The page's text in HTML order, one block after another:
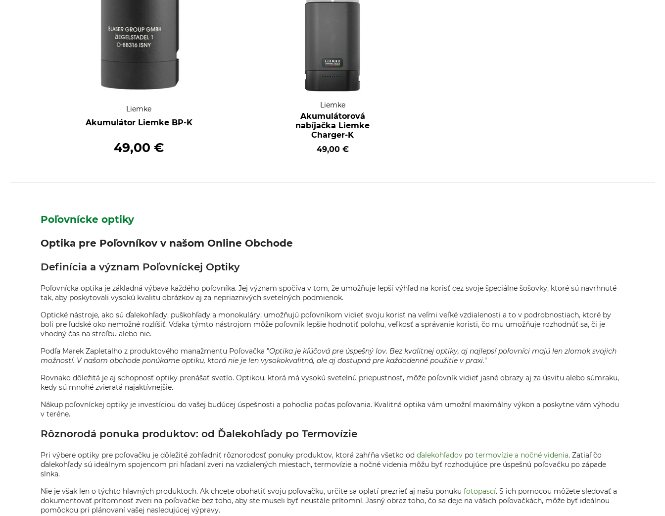
Liemke
Akumulátor Liemke BP-K
49,00 €
Liemke
Akumulátorová
nabíjačka Liemke
Charger-K
49,00 €
Poľovnícke optiky
Optika pre Poľovníkov v našom Online Obchode
Definícia a význam Poľovníckej Optiky
Poľovnícka optika je základná výbava každého poľovníka. Jej význam spočíva v tom, že umožňuje lepší výhľad na korisť cez svoje špeciálne šošovky, ktoré sú navrhnuté
tak, aby poskytovali vysokú kvalitu obrázkov aj za nepriaznivých svetelných podmienok.
Optické nástroje, ako sú ďalekohľady, puškohľady a monokuláry, umožňujú poľovníkom vidieť svoju korisť na veľmi veľké vzdialenosti a to v podrobnostiach, ktoré by
boli pre ľudské oko nemožné rozlíšiť. Vďaka týmto nástrojom môže poľovník lepšie hodnotiť polohu, veľkosť a správanie koristi, čo mu umožňuje rozhodnúť sa, či je
vhodný čas na streľbu alebo nie.
Podľa Marek Zapletalho z produktového manažmentu Poľovačka "Optika je kľúčová pre úspešný lov. Bez kvalitnej optiky, aj najlepsí poľovníci majú len zlomok svojich
možností. V našom obchode ponúkame optiku, ktorá nie je len vysokokvalitná, ale aj dostupná pre každodenné použitie v praxi."
Rovnako dôležitá je aj schopnosť optiky prenášať svetlo. Optikou, ktorá má vysokú svetelnú priepustnosť, môže poľovník vidieť jasné obrazy aj za úsvitu alebo súmraku,
kedy sú mnohé zvieratá najaktívnejšie.
Nákup poľovníckej optiky je investíciou do vašej budúcej úspešnosti a pohodlia počas poľovania. Kvalitná optika vám umožní maximálny výkon a poskytne vám výhodu
v teréne.
Rôznorodá ponuka produktov: od Ďalekohľady po Termovízie
Pri výbere optiky pre poľovačku je dôležité zohľadniť rôznorodosť ponuky produktov, ktorá zahŕňa všetko od ďalekohľadov po termovízie a nočné videnia. Zatiaľ čo
ďalekohľady sú ideálnym spojencom pri hľadaní zveri na vzdialených miestach, termovízie a nočné videnia môžu byť rozhodujúce pre úspešnú poľovačku po západe
slnka.
Nie je však len o týchto hlavných produktoch. Ak chcete obohatiť svoju poľovačku, určite sa oplatí prezrieť aj našu ponuku fotopascí. S ich pomocou môžete sledovať a
dokumentovať prítomnosť zveri na poľovačke bez toho, aby ste museli byť neustále prítomní. Jasný obraz toho, čo sa deje na vášich poľovačkách, môže byť ideálnou
pomôckou pri plánovaní vašej nasledujúcej výpravy.